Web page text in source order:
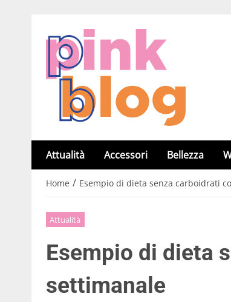
Attualità Accessori Bellezza
Home / Esempio di dieta senza carboidrati
Attualità
Esempio di dieta
settimanale